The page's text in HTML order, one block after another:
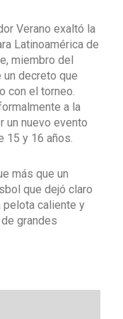
Verano exaltó la
Latinoamérica de
miembro del
decreto que
con el torneo.
a la
un nuevo evento
15 y 16 años.
más que un
que dejó claro
pelota caliente y
grandes